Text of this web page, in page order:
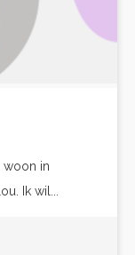
woon in
Ik wil...